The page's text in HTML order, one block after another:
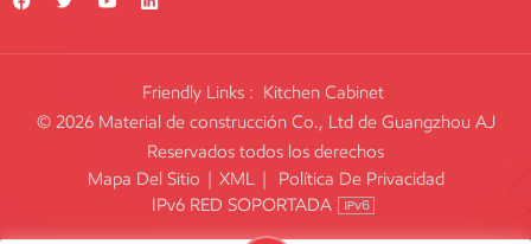
Friendly Links : Kitchen Cabinet
© 2026 Material de construcción Co., Ltd de Guangzhou AJ
Reservados todos los derechos
Mapa Del Sitio | XML |
Política De Privacidad
IPv6 RED SOPORTADA